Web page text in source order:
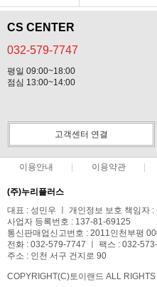
CS CENTER
032-579-7747
평일 09:00~18:00
점심 13:00~14:00
고객센터 연결
이용안내 이용약관
(주)누리플러스
대표 : 성민우 ㅣ 개인정보 보호 책임자 :
사업자 등록번호 : 137-81-69125
통신판매업신고번호 : 2011인천부평
전화 : 032-579-7747 ㅣ 팩스 : 032-
주소 : 인천 서구 건지로 90
COPYRIGHT(C)토이랜드 ALL RIGHTS